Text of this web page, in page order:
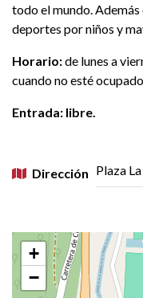
todo el mundo.
deportes por niños y
Horario:de lunes a
cuando no esté
Entrada: libre.
Dirección Plaza
+
−